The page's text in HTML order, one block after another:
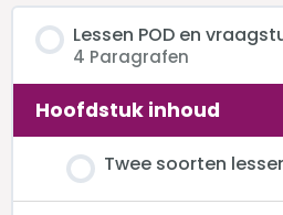
Lessen POD en
4 Paragrafen
Hoofdstuk inhoud
Twee soorten